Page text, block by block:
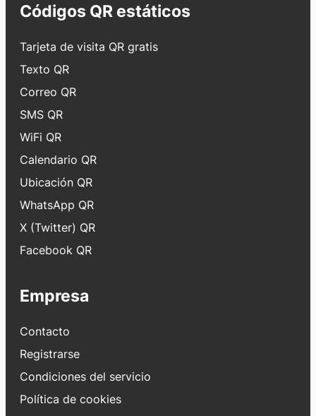
Códigos QR estáticos
Tarjeta de visita QR gratis
Texto QR
Correo QR
SMS QR
WiFi QR
Calendario QR
Ubicación QR
WhatsApp QR
X (Twitter) QR
Facebook QR
Empresa
Contacto
Registrarse
Condiciones del servicio
Política de cookies